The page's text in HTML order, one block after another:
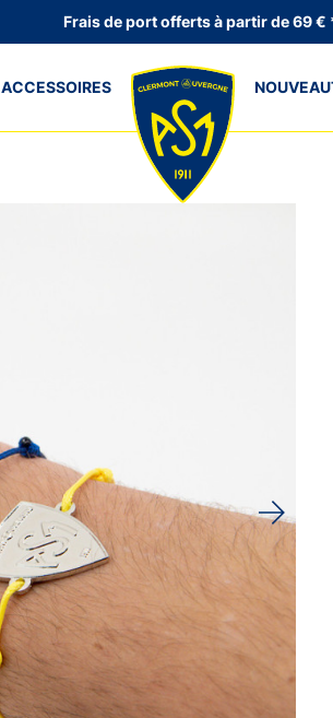
Frais de port offerts à partir de 69 €
ACCESSOIRES